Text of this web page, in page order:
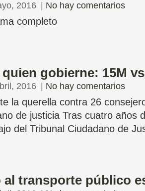
2016 No hay comentarios
completo
gobierne: 15M
2016 No hay comentarios
la querella contra 26
de justicia Tras cuatro años
del Tribunal Ciudadano de
al transporte público